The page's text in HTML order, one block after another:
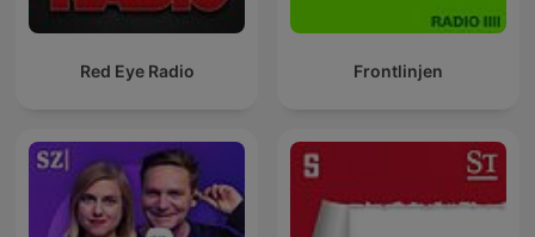
Red Eye Radio Frontlinjen